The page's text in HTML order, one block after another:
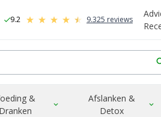
check9.2 9.325 reviews
&
Dranken
expand_more
Afslanken &
Detox
expand_more